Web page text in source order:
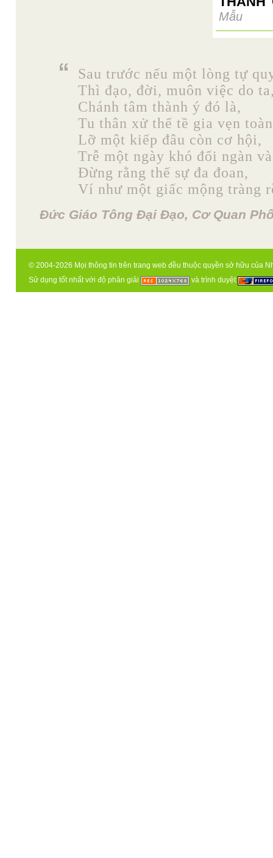
Mẫu
Sau trước nếu một lòng tự
Thì đạo, đời, muôn việc do
Chánh tâm thành ý đó là,
Tu thân xử thế tề gia vẹn
Lỡ một kiếp đâu còn cơ hội,
Trễ một ngày khó đổi ngàn
Đừng rằng thế sự đa đoan,
Ví như một giấc mộng tràng
Đức Giáo Tông Đại Đạo, Cơ Quan
© 2004-2026 Mọi thông tin trên trang web đều thuộc quyền sở hữu của
Sử dụng tốt nhất với độ phân giải
và trình duyệt